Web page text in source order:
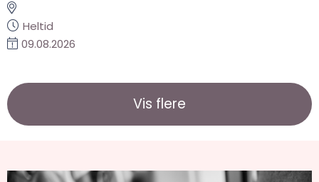
Heltid
09.08.2026
Vis flere